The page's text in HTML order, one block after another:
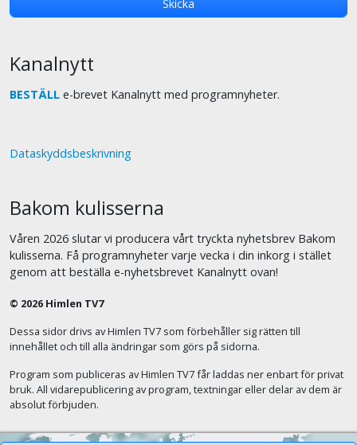
Kanalnytt
BESTÄLL e-brevet Kanalnytt med programnyheter.
Dataskyddsbeskrivning
Bakom kulisserna
Våren 2026 slutar vi producera vårt tryckta nyhetsbrev Bakom
kulisserna. Få programnyheter varje vecka i din inkorg i stället
genom att beställa e-nyhetsbrevet Kanalnytt ovan!
© 2026 Himlen TV7
Dessa sidor drivs av Himlen TV7 som förbehåller sig rätten till
innehållet och till alla ändringar som görs på sidorna.
Program som publiceras av Himlen TV7 får laddas ner enbart för privat
bruk. All vidarepublicering av program, textningar eller delar av dem är
absolut förbjuden.